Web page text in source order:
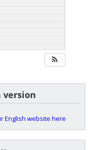
version
English website here